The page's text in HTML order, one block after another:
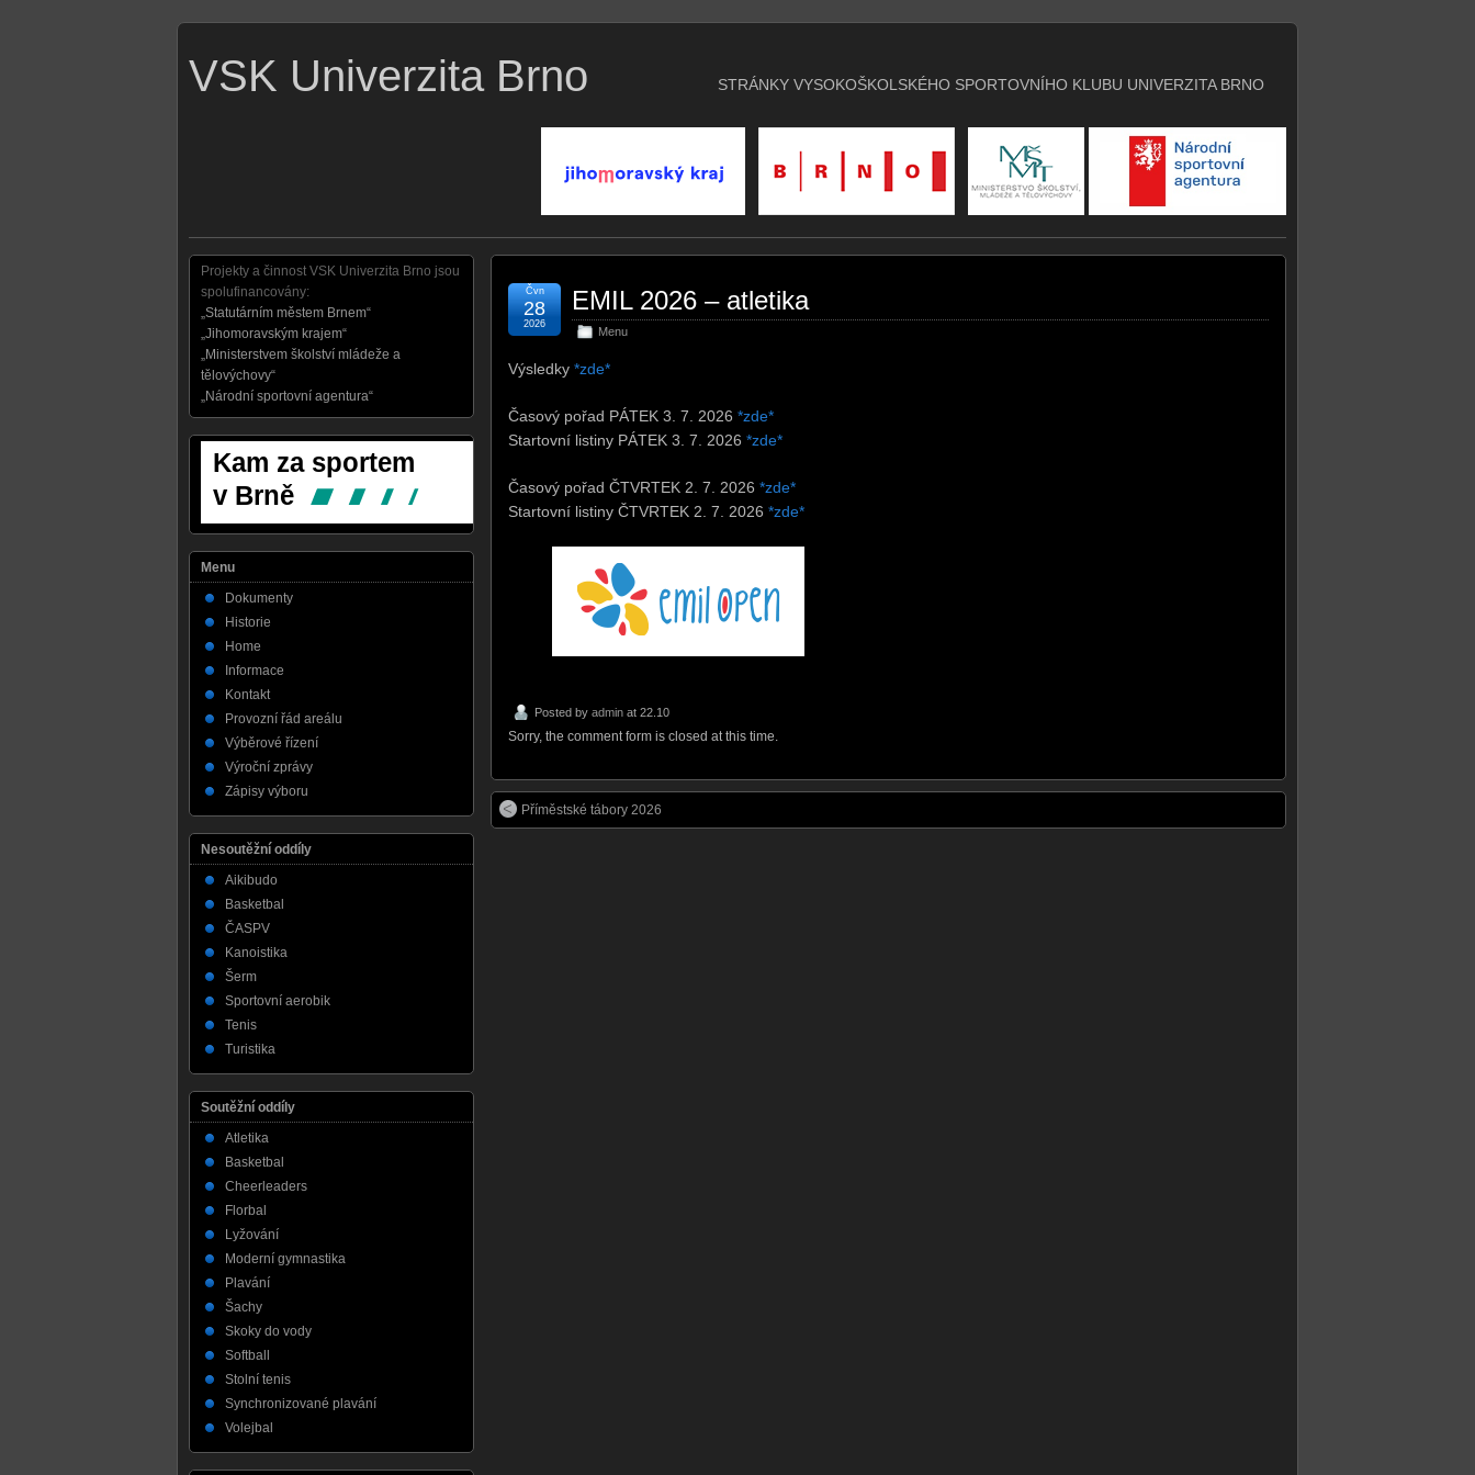
VSK Univerzita Brno STRÁNKY VYSOKOŠKOLSKÉHO SPORTOVNÍHO KLUBU UNIVERZITA BRNO
EMIL 2026 – atletika
Menu
Čvn
28
2026
Výsledky *zde*
Časový pořad PÁTEK 3. 7. 2026 *zde*
Startovní listiny PÁTEK 3. 7. 2026 *zde*
Časový pořad ČTVRTEK 2. 7. 2026 *zde*
Startovní listiny ČTVRTEK 2. 7. 2026 *zde*
Posted by admin at 22.10
Sorry, the comment form is closed at this time.
Příměstské tábory 2026
Projekty a činnost VSK Univerzita Brno jsou
spolufinancovány:
„Statutárním městem Brnem“
„Jihomoravským krajem“
„Ministerstvem školství mládeže a
tělovýchovy“
„Národní sportovní agentura“
Menu
Dokumenty
Historie
Home
Informace
Kontakt
Provozní řád areálu
Výběrové řízení
Výroční zprávy
Zápisy výboru
Nesoutěžní oddíly
Aikibudo
Basketbal
ČASPV
Kanoistika
Šerm
Sportovní aerobik
Tenis
Turistika
Soutěžní oddíly
Atletika
Basketbal
Cheerleaders
Florbal
Lyžování
Moderní gymnastika
Plavání
Šachy
Skoky do vody
Softball
Stolní tenis
Synchronizované plavání
Volejbal